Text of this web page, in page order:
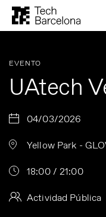
EVENTO
UAtech
04/03/2026
Yellow Park -
18:00 / 21:00
Actividad Pública